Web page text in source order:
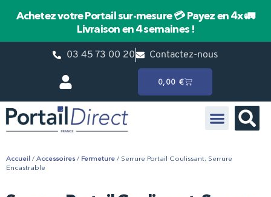
Achetez votre Portail sur-mesure💳 Payez en 4x🚛
Livraison en 4 semaines !
03 45 73 00 20 Contactez-nous
0,00 €
Accueil / Accessoires/ Fermeture / Serrure Portail Coulissant, Serrure
Encastrable